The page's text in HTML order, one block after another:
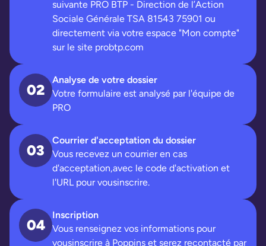
suivante PRO BTP - Direction de l’Action
Sociale Générale TSA 81543 75901 ou
directement via votre espace "Mon compte"
sur le site probtp.com
02
Analyse de votre dossier
Votre formulaire est analysé par l'équipe de
PRO
03
Courrier d'acceptation du dossier
Vous recevez un courrier en cas
d'acceptation,avec le code d'activation et
l'URL pour vousinscrire.
04
Inscription
Vous renseignez vos informations pour
vousinscrire à Poppins et serez recontacté par